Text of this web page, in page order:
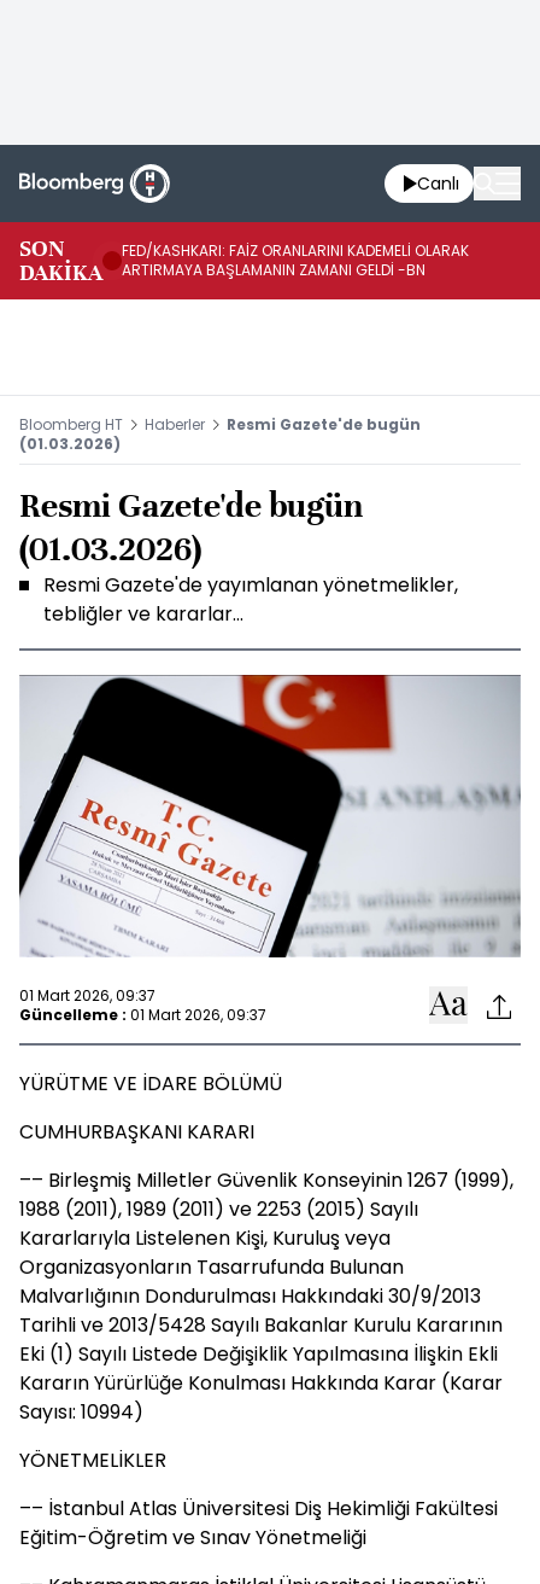
Canlı
SON
DAKİKA
FED/KASHKARI: FAİZ ORANLARINI KADEMELİ OLARAK
ARTIRMAYA BAŞLAMANIN ZAMANI GELDİ -BN
Bloomberg HT Haberler
Resmi Gazete'de bugün
(01.03.2026)
Resmi Gazete'de bugün
(01.03.2026)
Resmi Gazete'de yayımlanan yönetmelikler,
tebliğler ve kararlar...
01 Mart 2026, 09:37
Güncelleme : 01 Mart 2026, 09:37
YÜRÜTME VE İDARE BÖLÜMÜ
CUMHURBAŞKANI KARARI
–– Birleşmiş Milletler Güvenlik Konseyinin 1267 (1999),
1988 (2011), 1989 (2011) ve 2253 (2015) Sayılı
Kararlarıyla Listelenen Kişi, Kuruluş veya
Organizasyonların Tasarrufunda Bulunan
Malvarlığının Dondurulması Hakkındaki 30/9/2013
Tarihli ve 2013/5428 Sayılı Bakanlar Kurulu Kararının
Eki (1) Sayılı Listede Değişiklik Yapılmasına İlişkin Ekli
Kararın Yürürlüğe Konulması Hakkında Karar (Karar
Sayısı: 10994)
YÖNETMELİKLER
–– İstanbul Atlas Üniversitesi Diş Hekimliği Fakültesi
Eğitim-Öğretim ve Sınav Yönetmeliği